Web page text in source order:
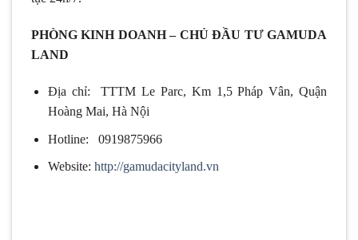
PHÒNG KINH DOANH – CHỦ ĐẦU TƯ GAMUDA
LAND
Địa chỉ: TTTM Le Parc, Km 1,5 Pháp Vân, Quận
Hoàng Mai, Hà Nội
Hotline: 0919875966
Website: http://gamudacityland.vn